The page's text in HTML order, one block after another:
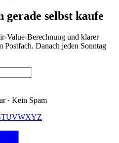
gerade selbst kaufe
Value-Berechnung und klarer
Danach jeden Sonntag
· Kein Spam
TUVWXYZ